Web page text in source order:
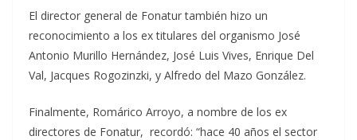
El director general de Fonatur también hizo un
reconocimiento a los ex titulares del organismo José
Antonio Murillo Hernández, José Luis Vives, Enrique Del
Val, Jacques Rogozinzki, y Alfredo del Mazo González.
Finalmente, Romárico Arroyo, a nombre de los ex
directores de Fonatur, recordó: “hace 40 años el sector